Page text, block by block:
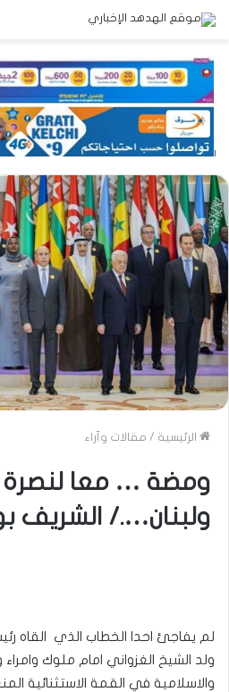
الرئيسية / مقالات وآراء
ومضة … معا
ولبنان…./ الشريف
لم يفاجئ احدا الخطاب الذي القاه
ولد الشيخ الغزواني امام ملوك وامراء
والاسلامية في القمة الاستثنائية